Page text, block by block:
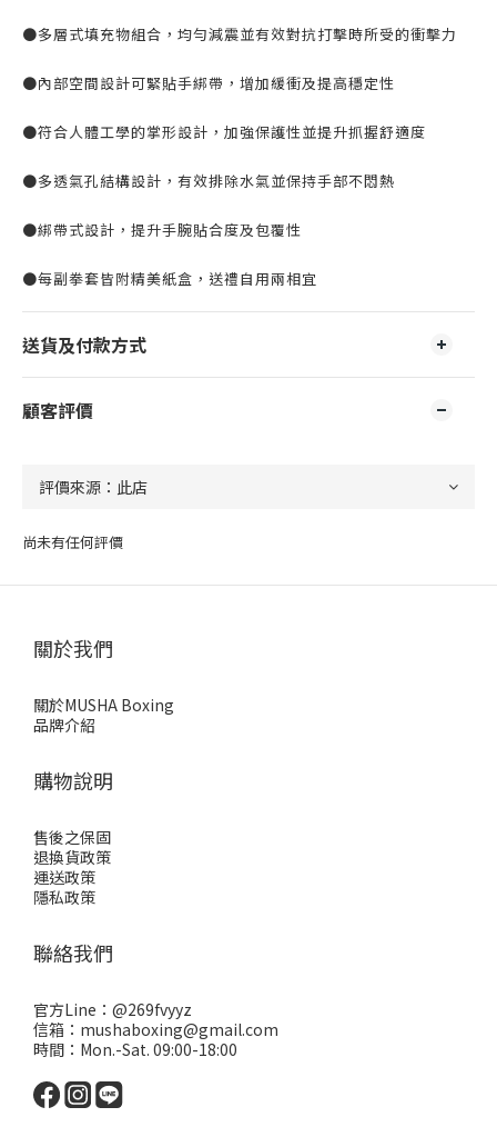
●多層式填充物組合，均勻減震並有效對抗打擊時所受的衝擊力
●內部空間設計可緊貼手綁帶，增加緩衝及提高穩定性
●符合人體工學的掌形設計，加強保護性並提升抓握舒適度
●多透氣孔結構設計，有效排除水氣並保持手部不悶熱
●綁帶式設計，提升手腕貼合度及包覆性
●每副拳套皆附精美紙盒，送禮自用兩相宜
送貨及付款方式
顧客評價
尚未有任何評價
關於我們
關於MUSHA Boxing
品牌介紹
購物說明
售後之保固
退換貨政策
運送政策
隱私政策
聯絡我們
官方Line： @269fvyyz
信箱：mushaboxing@gmail.com
時間：Mon.-Sat. 09:00-18:00